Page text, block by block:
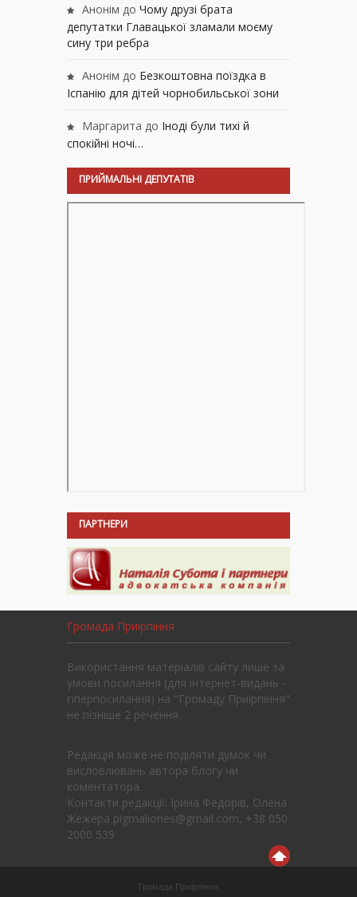
Анонім до Чому друзі брата
депутатки Главацької зламали моєму
сину три ребра
Анонім до Безкоштовна поїздка в
Іспанію для дітей чорнобильської зони
Маргарита до Іноді були тихі й
спокійні ночі…
ПРИЙМАЛЬНІ ДЕПУТАТІВ
ПАРТНЕРИ
Громада Приірпіння
Використання матеріалів сайту лише за
умови посилання (для інтернет-видань -
гіперпосилання) на "Громаду Приірпіння"
не пізніше 2 речення.
Редакція може не поділяти думок чи
висловлювань автора блогу чи
коментатора.
Контакти редакції: Ірина Федорів, Олена
Жежера pigmaliones@gmail.com, +38 050
2000 539
Громада Приірпіння